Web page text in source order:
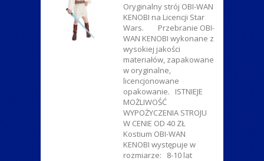
Oryginalny strój OBI-WAN
KENOBI na Licencji Star
Wars. Przebranie OBI-
WAN KENOBI wykonane z
wysokiej jakości
materiałów, zapakowane
w oryginalne,
licencjonowane
opakowanie. ISTNIEJE
MOŻLIWOŚĆ
WYPOŻYCZENIA STROJU
W CENIE OD 40 ZŁ
Kostium OBI-WAN
KENOBI występuje w
rozmiarze: 8-10 lat